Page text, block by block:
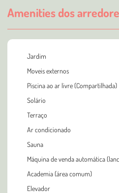
Amenities dos
Jardim
Moveis externos
Piscina ao ar livre (Compartilhada)
Solário
Terraço
Ar condicionado
Sauna
Máquina de venda automática
Academia (área comum)
Elevador